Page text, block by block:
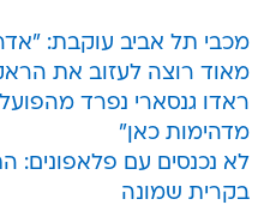
מכבי תל אביב עוקבת:
מאוד רוצה לעזוב את
ראדו גנסארי נפרד מהפועל
מדהימות כאן"
לא נכנסים עם פלאפונים:
בקרית שמונה